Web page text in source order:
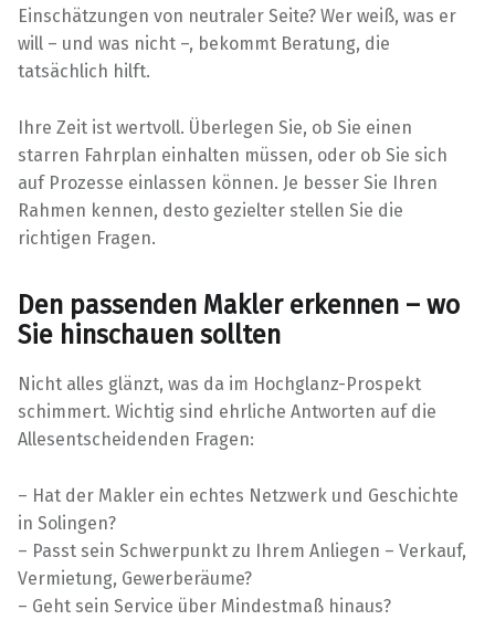
Einschätzungen von neutraler Seite? Wer weiß, was er
will – und was nicht –, bekommt Beratung, die
tatsächlich hilft.
Ihre Zeit ist wertvoll. Überlegen Sie, ob Sie einen
starren Fahrplan einhalten müssen, oder ob Sie sich
auf Prozesse einlassen können. Je besser Sie Ihren
Rahmen kennen, desto gezielter stellen Sie die
richtigen Fragen.
Den passenden Makler erkennen – wo
Sie hinschauen sollten
Nicht alles glänzt, was da im Hochglanz-Prospekt
schimmert. Wichtig sind ehrliche Antworten auf die
Allesentscheidenden Fragen:
– Hat der Makler ein echtes Netzwerk und Geschichte
in Solingen?
– Passt sein Schwerpunkt zu Ihrem Anliegen – Verkauf,
Vermietung, Gewerberäume?
– Geht sein Service über Mindestmaß hinaus?